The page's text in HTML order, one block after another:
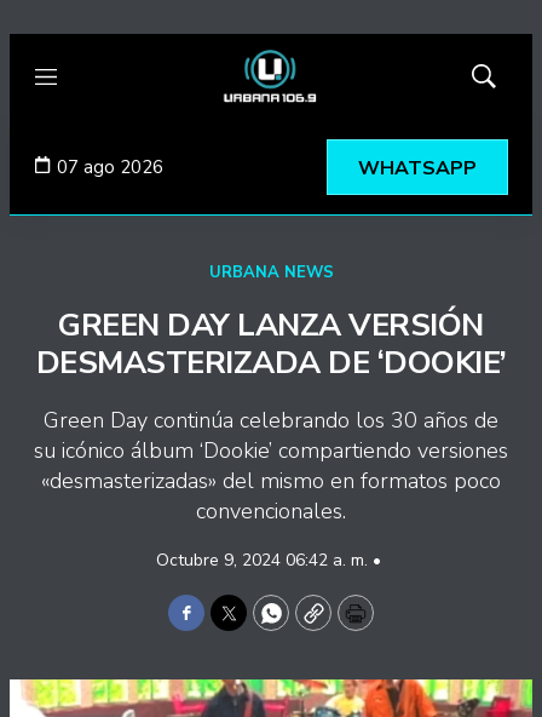
Menú
Mostrar
07 ago 2026 WHATSAPP
URBANA NEWS
GREEN DAY LANZA VERSIÓN
DESMASTERIZADA DE ‘DOOKIE’
Green Day continúa celebrando los 30 años de
su icónico álbum ‘Dookie’ compartiendo versiones
«desmasterizadas» del mismo en formatos poco
convencionales.
Octubre 9, 2024 06:42 a. m. •
Facebook
TwitterWhatsApp
CopyPrint